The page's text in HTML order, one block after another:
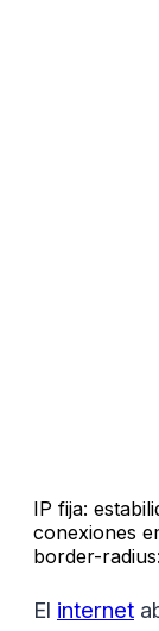
IP fija:
conexiones
border-
El internet